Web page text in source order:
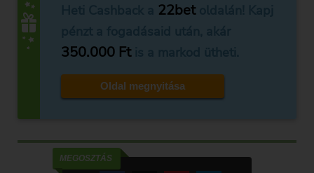
22betoldalán! Kapj
350.000 Ft
Oldal megnyitása
MEGOSZTÁS